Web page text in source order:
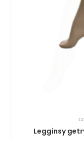
Legginsy